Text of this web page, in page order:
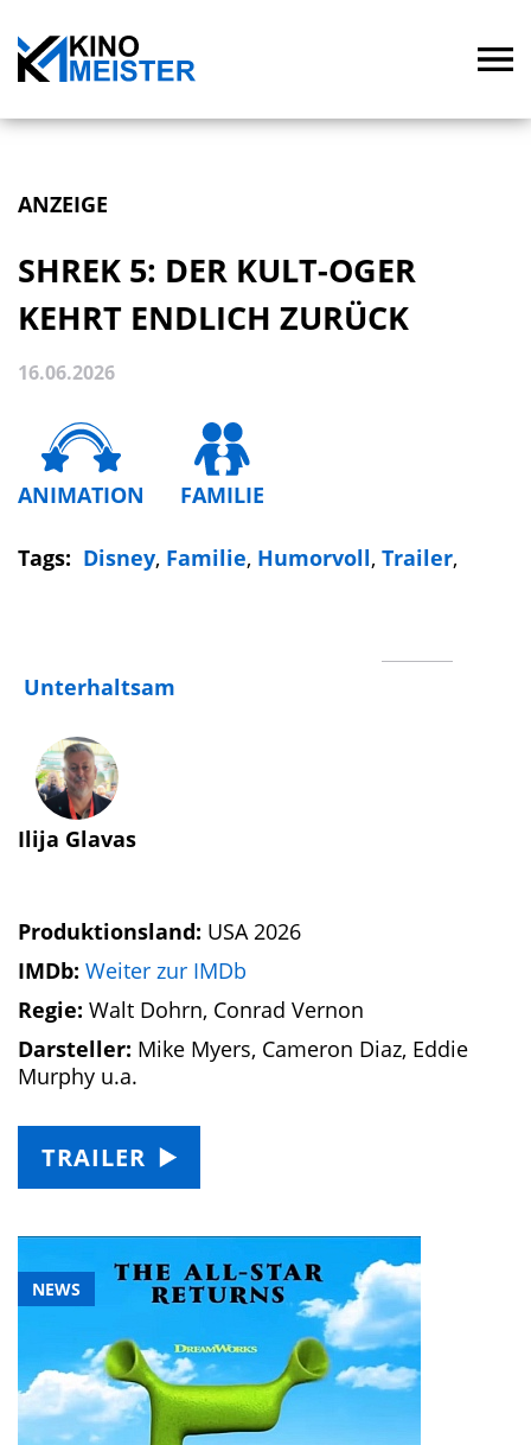
ANZEIGE
NEWS
SHREK 5: DER KULT-OGER
KEHRT ENDLICH ZURÜCK
16.06.2026
ANIMATION FAMILIE
Tags: Disney, Familie, Humorvoll, Trailer,
Unterhaltsam
Ilija Glavas
Produktionsland: USA 2026
IMDb: Weiter zur IMDb
Regie: Walt Dohrn, Conrad Vernon
Darsteller: Mike Myers, Cameron Diaz, Eddie
Murphy u.a.
TRAILER